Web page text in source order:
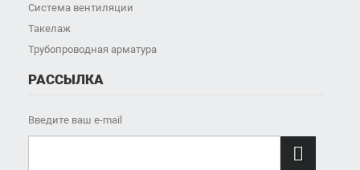
Система вентиляции
Такелаж
Трубопроводная арматура
РАССЫЛКА
Введите ваш e-mail
